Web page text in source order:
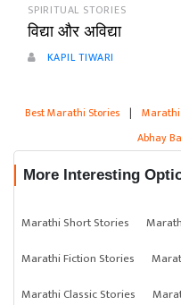
SPIRITUAL STORIES
विद्या और अविद्या
KAPIL TIWARI
Best Marathi Stories | Marathi
Abhay
More Interesting
Marathi Short Stories
Marathi Fiction Stories
Marathi Classic Stories